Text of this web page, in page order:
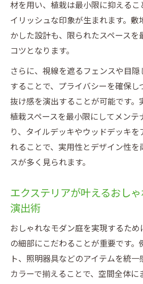
おしゃれな庭に導く外構
コツ
シンプルモダンを引き立
豊かな暮らしへ導く庭とエク
エクステリアで叶う豊か
係性
モダンデザインの庭が暮
シンプルモダン外構で快
現
向上
ア活用法
材を用い、植栽は最小限に抑えるこ
イリッシュな印象が生まれます。敷
かした設計も、限られたスペースを
コツとなります。
さらに、視線を遮るフェンスや目
することで、プライバシーを確保し
抜け感を演出することが可能です。
植栽スペースを最小限にしてメンテ
り、タイルデッキやウッドデッキを
れることで、実用性とデザイン性を
スが多く見られます。
エクステリアが叶えるおし
演出術
おしゃれなモダン庭を実現するた
の細部にこだわることが重要です。
ト、照明器具などのアイテムを統
カラーで揃えることで、空間全体に